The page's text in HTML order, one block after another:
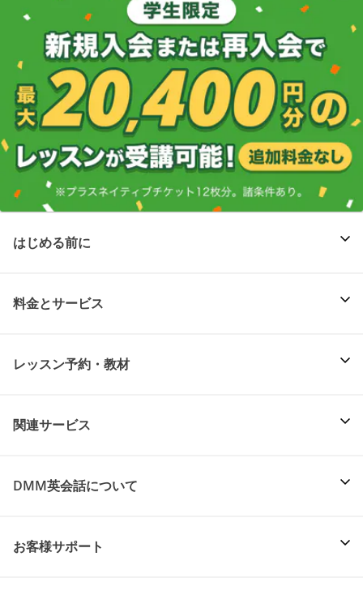
はじめる前に
料金とサービス
レッスン予約・教材
関連サービス
DMM英会話について
お客様サポート